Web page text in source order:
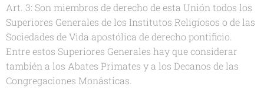
Art. 3: Son miembros de derecho de esta Unión todos los
Superiores Generales de los Institutos Religiosos o de las
Sociedades de Vida apostólica de derecho pontificio.
Entre estos Superiores Generales hay que considerar
también a los Abates Primates y a los Decanos de las
Congregaciones Monásticas.